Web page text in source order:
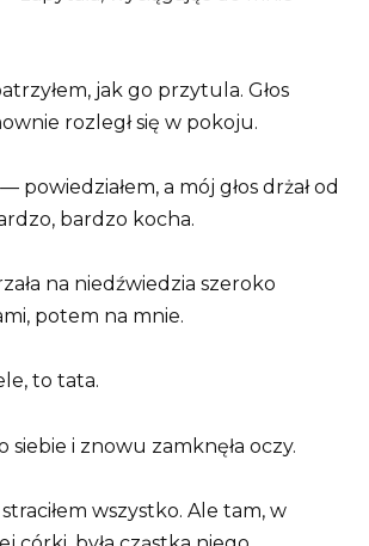
jak go przytula. Głos
rozległ się w pokoju.
a mój głos drżał od
bardzo kocha.
na niedźwiedzia szeroko
potem na mnie.
to tata.
siebie i znowu zamknęła oczy.
wszystko. Ale tam, w